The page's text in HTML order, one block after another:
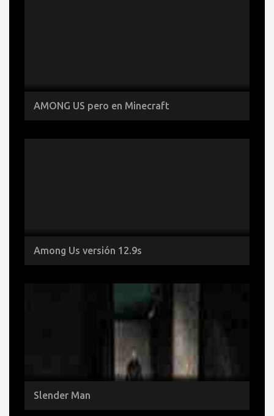
AMONG US pero en Minecraft
Among Us versión 12.9s
Slender Man